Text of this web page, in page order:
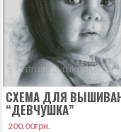
СХЕМА ДЛЯ
“ДЕВЧУШКА”
200.00грн.